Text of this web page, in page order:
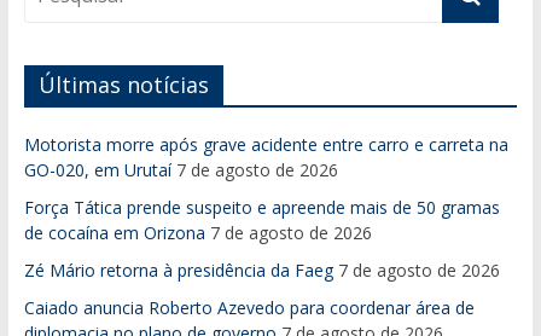
Últimas notícias
Motorista morre após grave acidente entre carro e carreta na
GO-020, em Urutaí 7 de agosto de 2026
Força Tática prende suspeito e apreende mais de 50 gramas
de cocaína em Orizona 7 de agosto de 2026
Zé Mário retorna à presidência da Faeg 7 de agosto de 2026
Caiado anuncia Roberto Azevedo para coordenar área de